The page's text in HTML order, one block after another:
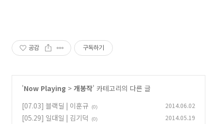
공감 구독하기
'Now Playing > 개봉작' 카테고리의 다른 글
[07.03] 블랙딜 | 이훈규
(0) 2014.06.02
[05.29] 일대일 | 김기덕 (0) 2014.05.19